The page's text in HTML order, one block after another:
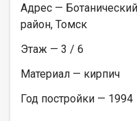
Адрес —
район, Томск
Этаж — 3 / 6
Материал — кирпич
Год постройки — 1994